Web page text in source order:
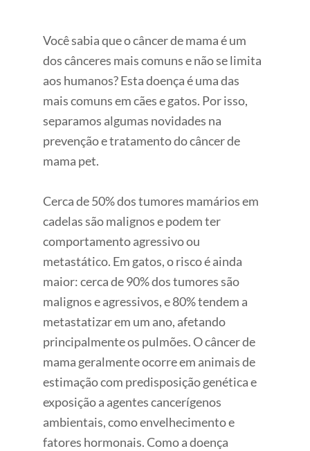
Você sabia que o câncer de mama é um
dos cânceres mais comuns e não se limita
aos humanos? Esta doença é uma das
mais comuns em cães e gatos. Por isso,
separamos algumas novidades na
prevenção e tratamento do câncer de
mama pet.
Cerca de 50% dos tumores mamários em
cadelas são malignos e podem ter
comportamento agressivo ou
metastático. Em gatos, o risco é ainda
maior: cerca de 90% dos tumores são
malignos e agressivos, e 80% tendem a
metastatizar em um ano, afetando
principalmente os pulmões. O câncer de
mama geralmente ocorre em animais de
estimação com predisposição genética e
exposição a agentes cancerígenos
ambientais, como envelhecimento e
fatores hormonais. Como a doença